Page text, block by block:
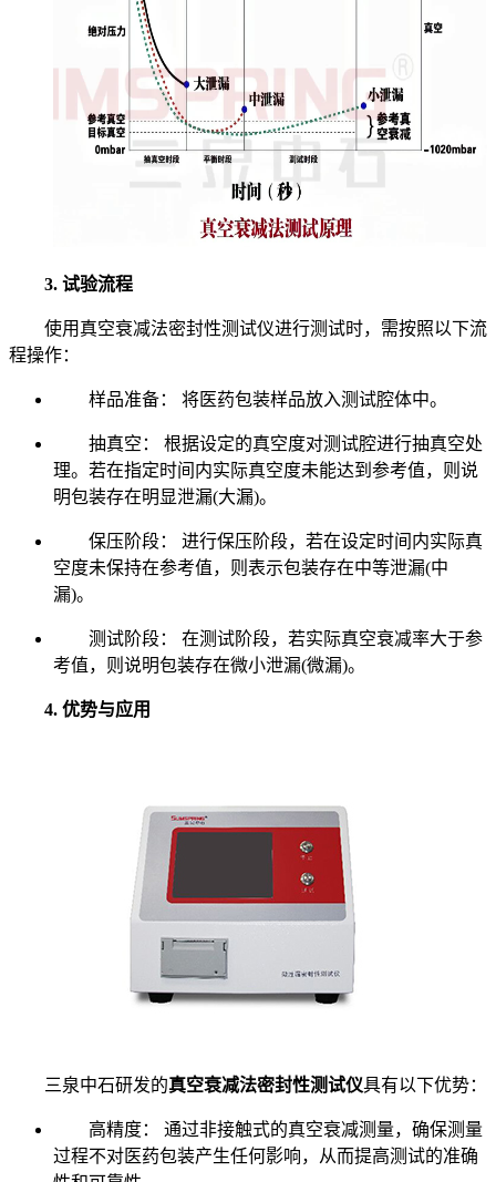
3. 试验流程
使用真空衰减法密封性测试仪进行测试时，需按照以下流
程操作：
样品准备： 将医药包装样品放入测试腔体中。
抽真空： 根据设定的真空度对测试腔进行抽真空处
理。若在指定时间内实际真空度未能达到参考值，则说
明包装存在明显泄漏(大漏)。
保压阶段： 进行保压阶段，若在设定时间内实际真
空度未保持在参考值，则表示包装存在中等泄漏(中
漏)。
测试阶段： 在测试阶段，若实际真空衰减率大于参
考值，则说明包装存在微小泄漏(微漏)。
4. 优势与应用
三泉中石研发的真空衰减法密封性测试仪具有以下优势：
高精度： 通过非接触式的真空衰减测量，确保测量
过程不对医药包装产生任何影响，从而提高测试的准确